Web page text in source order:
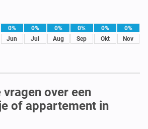
0%
Jun
0%
Jul
0%
Aug
0%
Sep
0%
Okt
0%
Nov
over een
of appartement in